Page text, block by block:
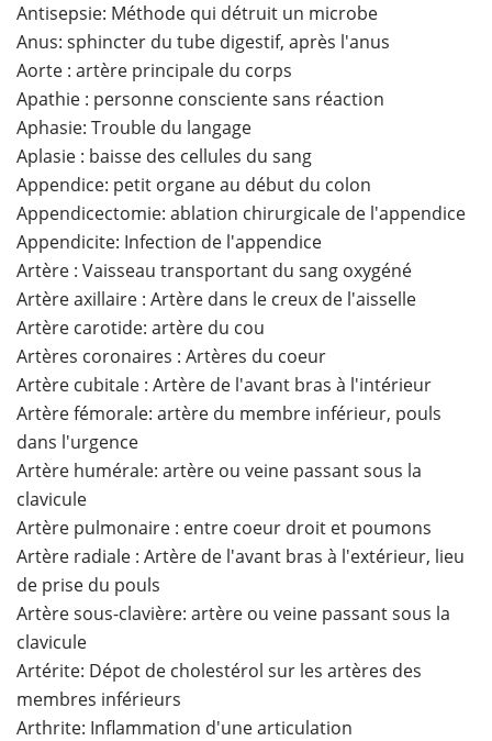
Antisepsie: Méthode qui détruit un microbe
Anus: sphincter du tube digestif, après l'anus
Aorte : artère principale du corps
Apathie : personne consciente sans réaction
Aphasie: Trouble du langage
Aplasie : baisse des cellules du sang
Appendice: petit organe au début du colon
Appendicectomie: ablation chirurgicale de l'appendice
Appendicite: Infection de l'appendice
Artère : Vaisseau transportant du sang oxygéné
Artère axillaire : Artère dans le creux de l'aisselle
Artère carotide: artère du cou
Artères coronaires : Artères du coeur
Artère cubitale : Artère de l'avant bras à l'intérieur
Artère fémorale: artère du membre inférieur, pouls
dans l'urgence
Artère humérale: artère ou veine passant sous la
clavicule
Artère pulmonaire : entre coeur droit et poumons
Artère radiale : Artère de l'avant bras à l'extérieur, lieu
de prise du pouls
Artère sous-clavière: artère ou veine passant sous la
clavicule
Artérite: Dépot de cholestérol sur les artères des
membres inférieurs
Arthrite: Inflammation d'une articulation